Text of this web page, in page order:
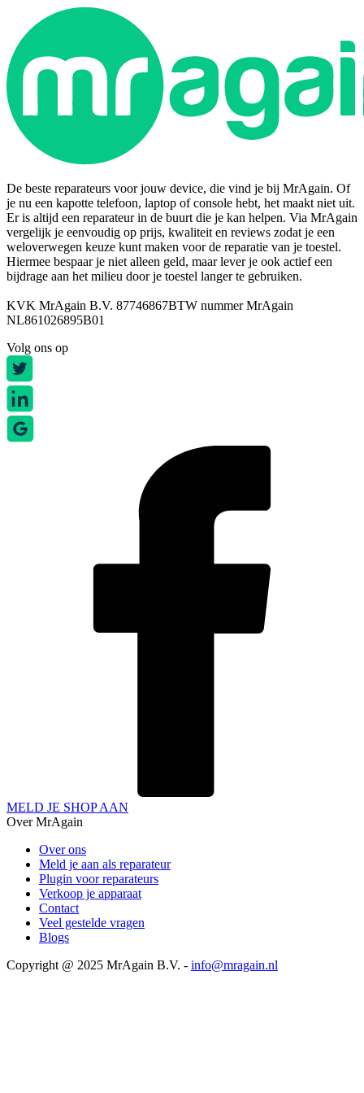
De beste reparateurs voor jouw device, die vind je bij MrAgain. Of
je nu een kapotte telefoon, laptop of console hebt, het maakt niet uit.
Er is altijd een reparateur in de buurt die je kan helpen. Via MrAgain
vergelijk je eenvoudig op prijs, kwaliteit en reviews zodat je een
weloverwegen keuze kunt maken voor de reparatie van je toestel.
Hiermee bespaar je niet alleen geld, maar lever je ook actief een
bijdrage aan het milieu door je toestel langer te gebruiken.
KVK MrAgain B.V. 87746867BTW nummer MrAgain
NL861026895B01
Volg ons op
MELD JE SHOP AAN
Over MrAgain
Over ons
Meld je aan als reparateur
Plugin voor reparateurs
Verkoop je apparaat
Contact
Veel gestelde vragen
Blogs
Copyright @ 2025 MrAgain B.V. - info@mragain.nl